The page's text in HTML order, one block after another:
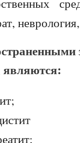
являются: